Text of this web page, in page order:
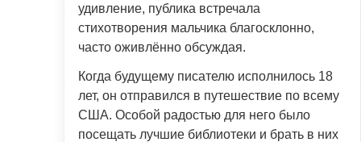
удивление, публика встречала
стихотворения мальчика благосклонно,
часто оживлённо обсуждая.
Когда будущему писателю исполнилось 18
лет, он отправился в путешествие по всему
США. Особой радостью для него было
посещать лучшие библиотеки и брать в них